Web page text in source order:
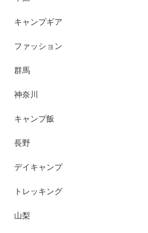
キャンプギア
ファッション
群馬
神奈川
キャンプ飯
長野
デイキャンプ
トレッキング
山梨